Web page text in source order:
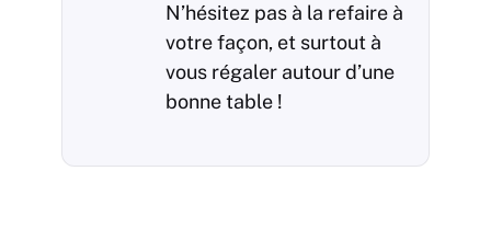
N’hésitez pas à la refaire à
votre façon, et surtout à
vous régaler autour d’une
bonne table !